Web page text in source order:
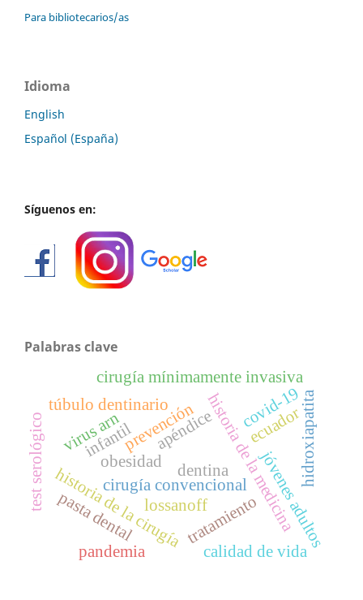
Para bibliotecarios/as
Idioma
English
Español (España)
Síguenos en:
Palabras clave
historia de la medicina
cirugía convencional
cirugía mínimamente invasiva
historia de la cirugía
ecuador
obesidad
infantilprevención
tratamiento
hidroxiapatita
dentina
túbulo dentinario
pasta dental jóvenes adultos
test serológico apéndice
lossanoff
calidad de vida
covid-19
virus arn
pandemia